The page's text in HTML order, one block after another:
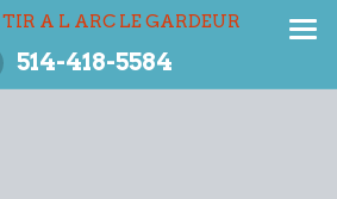
514-418-5584